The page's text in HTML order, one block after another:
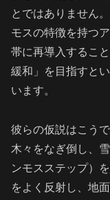
とではありません
モスの特徴を持つ
帯に再導入するこ
緩和」を目指すと
います。
彼らの仮説はこう
木々をなぎ倒し、
ンモスステップ）
をよく反射し、地